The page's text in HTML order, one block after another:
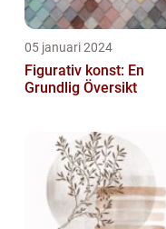
05 januari 2024
Figurativ konst: En
Grundlig Översikt